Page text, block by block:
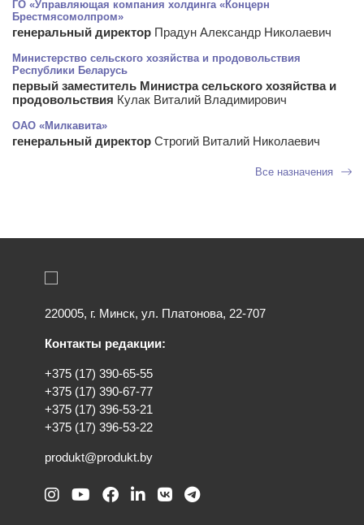
ГО «Управляющая компания холдинга «Концерн
Брестмясомолпром»
генеральный директор Прадун Александр Николаевич
Министерство сельского хозяйства и продовольствия
Республики Беларусь
первый заместитель Министра сельского хозяйства и
продовольствия Кулак Виталий Владимирович
ОАО «Милкавита»
генеральный директор Строгий Виталий Николаевич
Все назначения
220005, г. Минск, ул. Платонова, 22-707
Контакты редакции:
+375 (17) 390-65-55
+375 (17) 390-67-77
+375 (17) 396-53-21
+375 (17) 396-53-22
produkt@produkt.by